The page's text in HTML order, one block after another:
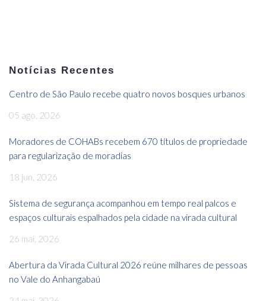
Notícias Recentes
Centro de São Paulo recebe quatro novos bosques urbanos
05 ago, 2026
Moradores de COHABs recebem 670 títulos de propriedade
para regularização de moradias
18 jun, 2026
Sistema de segurança acompanhou em tempo real palcos e
espaços culturais espalhados pela cidade na virada cultural
26 mai, 2026
Abertura da Virada Cultural 2026 reúne milhares de pessoas
no Vale do Anhangabaú